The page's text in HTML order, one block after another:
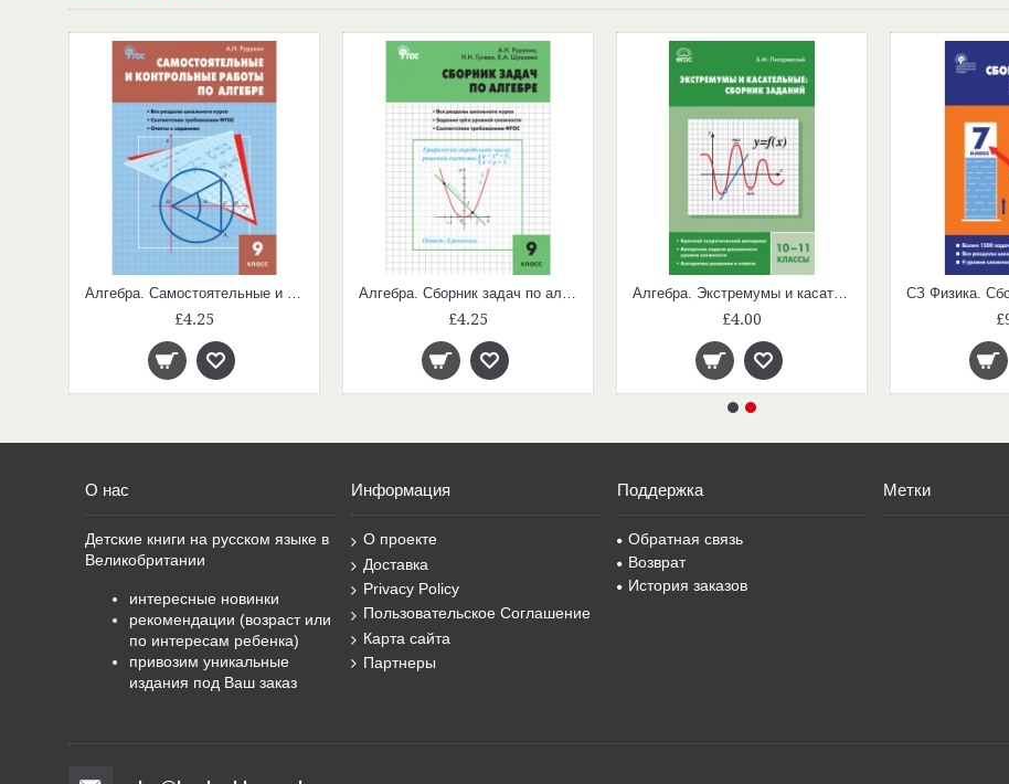
Алгебра. Самостоятельные и контрольные работы 9 кл.
£4.25
Алгебра. Сборник задач по алгебре 9 кл.
£4.25
Алгебра. Экстремумы и касательные: сборник заданий 10-11 кл.
£4.00
О нас
Детские книги на русском языке в
Великобритании
интересные новинки
рекомендации (возраст или
по интересам ребенка)
привозим уникальные
издания под Ваш заказ
Информация
О проекте
Доставка
Privacy Policy
Пользовательское Соглашение
Карта сайта
Партнеры
Поддержка
Обратная связь
Возврат
История заказов
Метки